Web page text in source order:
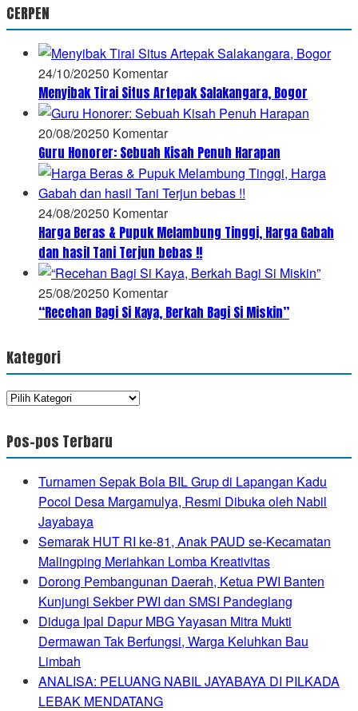
CERPEN
24/10/20250 Komentar
Menyibak Tirai Situs Artepak Salakangara, Bogor
20/08/20250 Komentar
Guru Honorer: Sebuah Kisah Penuh Harapan
24/08/20250 Komentar
Harga Beras & Pupuk Melambung Tinggi, Harga Gabah
dan hasil Tani Terjun bebas !!
25/08/20250 Komentar
“Recehan Bagi Si Kaya, Berkah Bagi Si Miskin”
Kategori
Kategori
Pos-pos Terbaru
Turnamen Sepak Bola BIL Grup di Lapangan Kadu
Pocol Desa Margamulya, Resmi Dibuka oleh Nabil
Jayabaya
Semarak HUT RI ke-81, Anak PAUD se-Kecamatan
Malingping Meriahkan Lomba Kreativitas
Dorong Pembangunan Daerah, Ketua PWI Banten
Kunjungi Sekber PWI dan SMSI Pandeglang
Diduga Ipal Dapur MBG Yayasan Mitra Mukti
Dermawan Tak Berfungsi, Warga Keluhkan Bau
Limbah
ANALISA: PELUANG NABIL JAYABAYA DI PILKADA
LEBAK MENDATANG